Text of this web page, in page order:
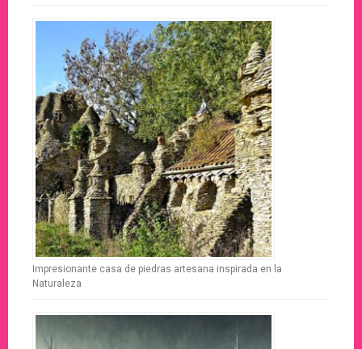
Impresionante casa de piedras artesana inspirada en la
Naturaleza